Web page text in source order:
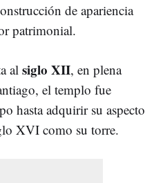
de apariencia
patrimonial.
al siglo XII, en plena
el templo fue
hasta adquirir su aspecto
XVI como su torre.